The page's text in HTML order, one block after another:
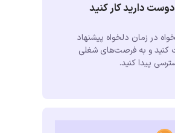
دارید کار کنید
در زمان دلخواه پیشنهاد
کنید و به فرصت‌های شغلی
پیدا کنید.